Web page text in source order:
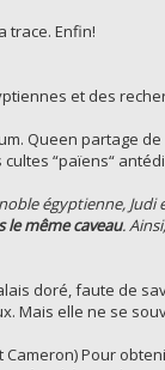
trace. Enfin!
et des
Queen partage
“païens“
égyptienne,
le même caveau.
doré, faute de
Mais elle ne se
Cameron) Pour